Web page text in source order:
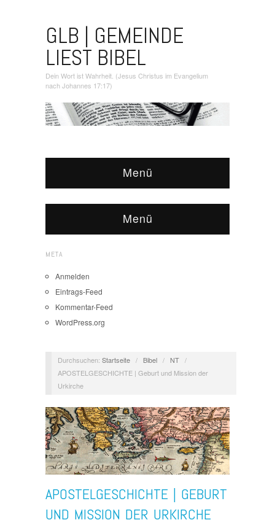
GLB | GEMEINDE
LIEST BIBEL
Dein Wort ist Wahrheit. (Jesus Christus im Evangelium
nach Johannes 17:17)
Menü
Menü
META
Anmelden
Eintrags-Feed
Kommentar-Feed
WordPress.org
Durchsuchen: Startseite / Bibel / NT /
APOSTELGESCHICHTE | Geburt und Mission der
Urkirche
APOSTELGESCHICHTE | GEBURT
UND MISSION DER URKIRCHE